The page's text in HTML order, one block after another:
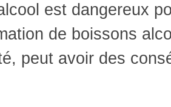
est dangereux
de boissons
peut avoir des